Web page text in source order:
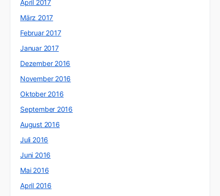
April 2017
März 2017
Februar 2017
Januar 2017
Dezember 2016
November 2016
Oktober 2016
September 2016
August 2016
Juli 2016
Juni 2016
Mai 2016
April 2016